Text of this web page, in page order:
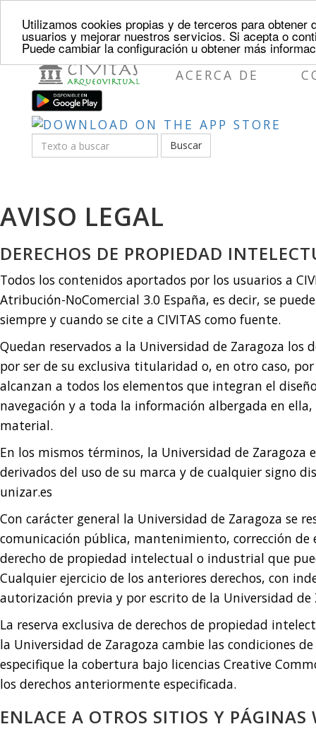
Utilizamos cookies propias y de terceros para
usuarios y mejorar nuestros servicios. Si acepta o
Puede cambiar la configuración u obtener más
ACERCA DE
Buscar
AVISO LEGAL
DERECHOS DE PROPIEDAD
Todos los contenidos aportados por los usuarios a
Atribución-NoComercial 3.0 España, es decir, se
siempre y cuando se cite a CIVITAS como fuente.
Quedan reservados a la Universidad de Zaragoza
por ser de su exclusiva titularidad o, en otro caso,
alcanzan a todos los elementos que integran el
navegación y a toda la información albergada en
material.
En los mismos términos, la Universidad de
derivados del uso de su marca y de cualquier signo
unizar.es
Con carácter general la Universidad de Zaragoza se
comunicación pública, mantenimiento, corrección
derecho de propiedad intelectual o industrial que
Cualquier ejercicio de los anteriores derechos, con
autorización previa y por escrito de la Universidad de
La reserva exclusiva de derechos de propiedad
la Universidad de Zaragoza cambie las condiciones
especifique la cobertura bajo licencias Creative
los derechos anteriormente especificada.
ENLACE A OTROS SITIOS Y PÁGINAS